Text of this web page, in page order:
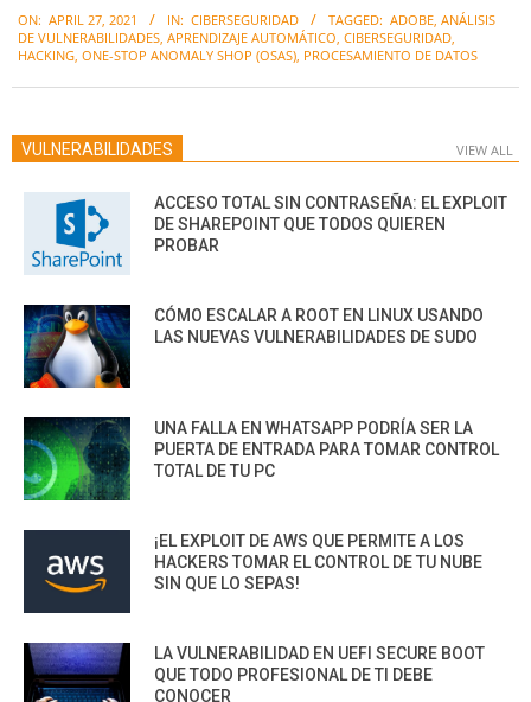
04-
27
ON: APRIL 27, 2021 IN: CIBERSEGURIDAD TAGGED: ADOBE ANÁLISIS
DE VULNERABILIDADES APRENDIZAJE AUTOMÁTICO CIBERSEGURIDAD
HACKING ONE-STOP ANOMALY SHOP (OSAS) PROCESAMIENTO DE DATOS
VULNERABILIDADES VIEW ALL
ACCESO TOTAL SIN CONTRASEÑA: EL EXPLOIT
DE SHAREPOINT QUE TODOS QUIEREN
PROBAR
CÓMO ESCALAR A ROOT EN LINUX USANDO
LAS NUEVAS VULNERABILIDADES DE SUDO
UNA FALLA EN WHATSAPP PODRÍA SER LA
PUERTA DE ENTRADA PARA TOMAR CONTROL
TOTAL DE TU PC
¡EL EXPLOIT DE AWS QUE PERMITE A LOS
HACKERS TOMAR EL CONTROL DE TU NUBE
SIN QUE LO SEPAS!
LA VULNERABILIDAD EN UEFI SECURE BOOT
QUE TODO PROFESIONAL DE TI DEBE
CONOCER